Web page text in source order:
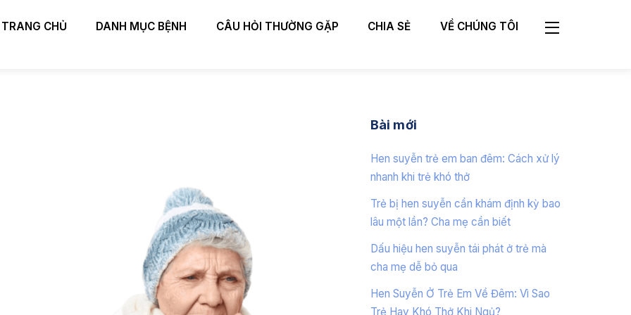
TRANG CHỦ DANH MỤC BỆNH CÂU HỎI THƯỜNG GẶP CHIA SẺ VỀ CHÚNG TÔI Widgets
Bài mới
Hen suyễn trẻ em ban đêm: Cách xử lý
nhanh khi trẻ khó thở
Trẻ bị hen suyễn cần khám định kỳ bao
lâu một lần? Cha mẹ cần biết
Dấu hiệu hen suyễn tái phát ở trẻ mà
cha mẹ dễ bỏ qua
Hen Suyễn Ở Trẻ Em Về Đêm: Vì Sao
Trẻ Hay Khó Thở Khi Ngủ?